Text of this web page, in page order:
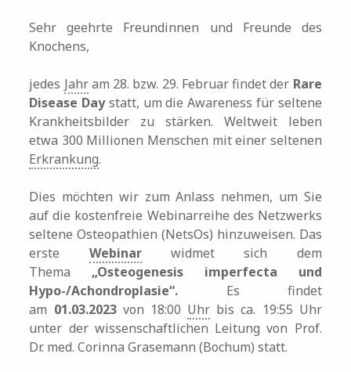
Sehr geehrte Freundinnen und Freunde des
Knochens,
jedes Jahram 28. bzw. 29. Februar findet der Rare
Disease Daystatt, um die Awareness für seltene
Krankheitsbilder zu stärken. Weltweit leben
etwa 300 Millionen Menschen mit einer seltenen
Erkrankung.
Dies möchten wir zum Anlass nehmen, um Sie
auf die kostenfreie Webinarreihe des Netzwerks
seltene Osteopathien (NetsOs) hinzuweisen. Das
erste
Webinar
widmet sich dem
Thema
„Osteogenesis imperfecta und
Hypo-/Achondroplasie“.
Es findet
am 01.03.2023 von 18:00 Uhr bis ca. 19:55 Uhr
unter der wissenschaftlichen Leitung von Prof.
Dr. med. Corinna Grasemann (Bochum) statt.